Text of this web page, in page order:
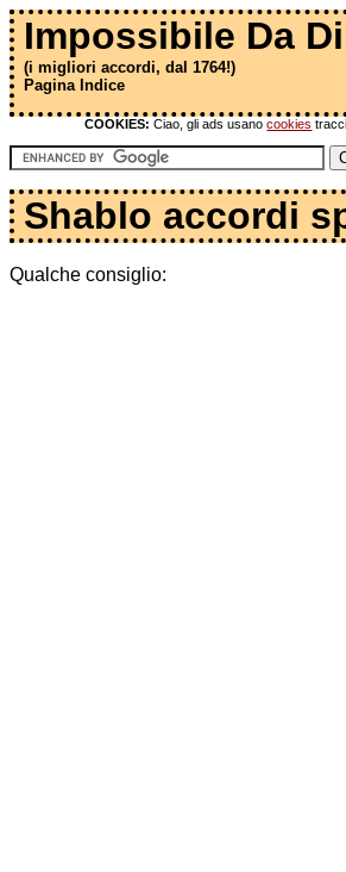
Impossibile Da
(i migliori accordi, dal 1764!)
Pagina Indice
COOKIES: Ciao, gli ads usanocookies
Shablo accordi
Qualche consiglio: